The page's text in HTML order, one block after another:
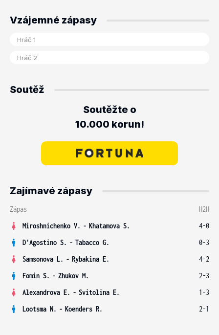
Vzájemné zápasy
Soutěž
Soutěžte o
10.000 korun!
Zajímavé zápasy
Zápas
H2H
Miroshnichenko V. - Khatamova S.
4-0
D'Agostino S. - Tabacco G.
0-3
Samsonova L. - Rybakina E.
4-2
Fomin S. - Zhukov M.
2-3
Alexandrova E. - Svitolina E.
1-3
Lootsma N. - Koenders R. 2-1